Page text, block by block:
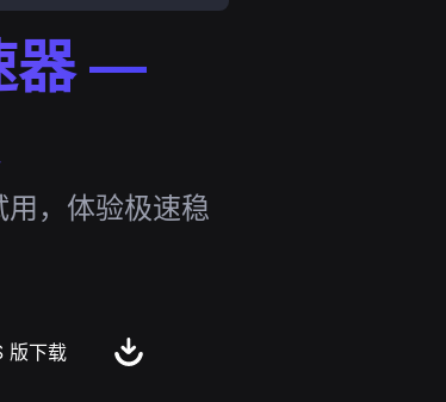
器 —
，体验极速稳
版下载